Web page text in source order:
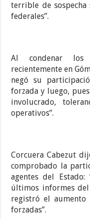
terrible de sospecha
federales”.
Al condenar los
recientemente en
negó su
forzada y luego,
involucrado,
operativos”.
Corcuera Cabezut
comprobado la
agentes del Estado:
últimos informes
registró el aumento
forzadas”.